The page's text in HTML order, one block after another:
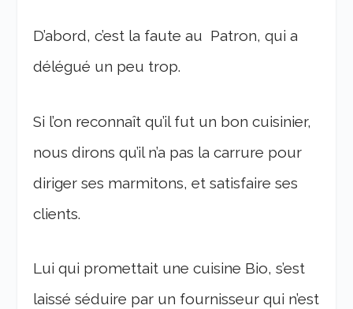
D’abord, c’est la faute au Patron, qui a
délégué un peu trop.
Si l’on reconnaît qu’il fut un bon cuisinier,
nous dirons qu’il n’a pas la carrure pour
diriger ses marmitons, et satisfaire ses
clients.
Lui qui promettait une cuisine Bio, s’est
laissé séduire par un fournisseur qui n’est